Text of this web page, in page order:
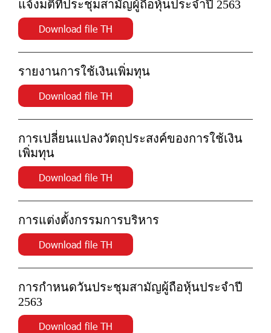
แจ้งมติที่ประชุมสามัญผู้ถือหุ้นประจำปี 2563
Download file TH
รายงานการใช้เงินเพิ่มทุน
Download file TH
การเปลี่ยนแปลงวัตถุประสงค์ของการใช้เงิน
เพิ่มทุน
Download file TH
การแต่งตั้งกรรมการบริหาร
Download file TH
การกำหนดวันประชุมสามัญผู้ถือหุ้นประจำปี
2563
Download file TH